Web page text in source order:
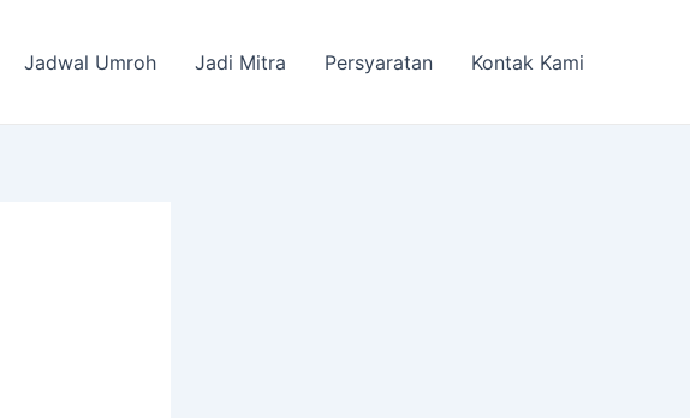
Jadwal Umroh Jadi Mitra Persyaratan Kontak Kami